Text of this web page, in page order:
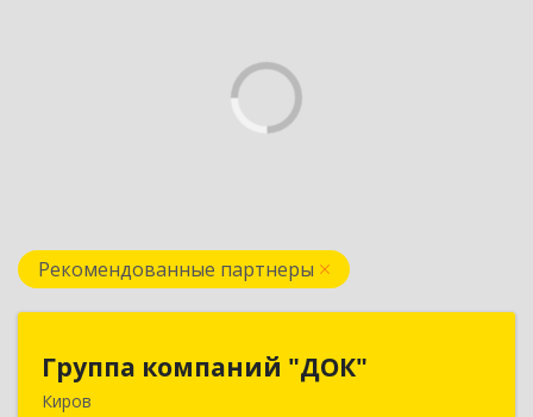
Рекомендованные партнеры
Группа компаний "ДОК"
Киров
Группа компаний "ДОК"
610017, Кировская обл, Киров г, Горького ул,